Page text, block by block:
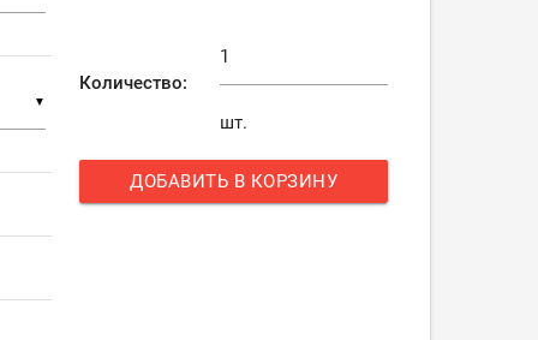
▼
Количество:
шт.
ДОБАВИТЬ В КОРЗИНУ